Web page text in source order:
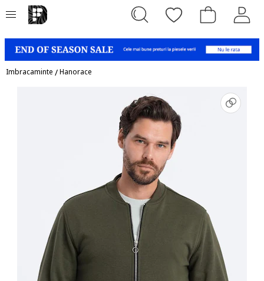
Imbracaminte /Hanorace